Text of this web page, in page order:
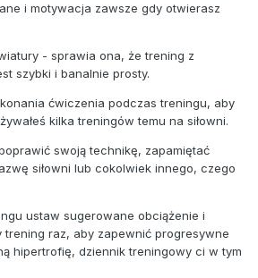
i motywacja zawsze gdy otwierasz
- sprawia ona, że trening z
szybki i banalnie prosty.
ćwiczenia podczas treningu, aby
kilka treningów temu na siłowni.
swoją technikę, zapamiętać
siłowni lub cokolwiek innego, czego
ustaw sugerowane obciążenie i
trening raz, aby zapewnić progresywne
hipertrofię, dziennik treningowy ci w tym